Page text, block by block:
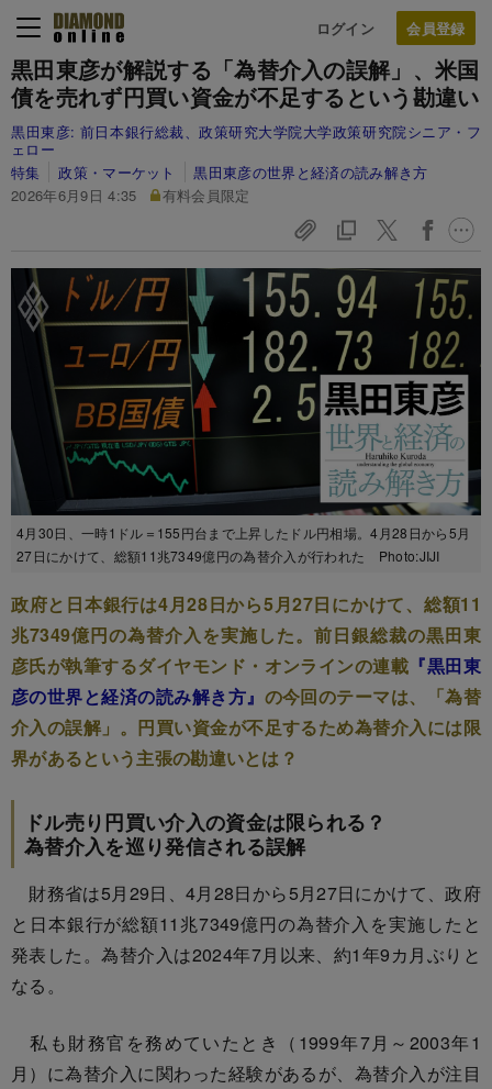
ログイン
黒田東彦が解説する「為替介入の誤解」、米国
債を売れず円買い資金が不足するという勘違い
黒田東彦: 前日本銀行総裁、政策研究大学院大学政策研究院シニア・フ
ェロー
特集
政策・マーケット
黒田東彦の世界と経済の読み解き方
2026年6月9日 4:35
有料会員限定
4月30日、一時1ドル＝155円台まで上昇したドル円相場。4月28日から5月
27日にかけて、総額11兆7349億円の為替介入が行われた Photo:JIJI
政府と日本銀行は4月28日から5月27日にかけて、総額11
兆7349億円の為替介入を実施した。前日銀総裁の黒田東
彦氏が執筆するダイヤモンド・オンラインの連載 『黒田東
彦の世界と経済の読み解き方』 の今回のテーマは、「為替
介入の誤解」。円買い資金が不足するため為替介入には限
界があるという主張の勘違いとは？
ドル売り円買い介入の資金は限られる？
為替介入を巡り発信される誤解
財務省は5月29日、4月28日から5月27日にかけて、政府
と日本銀行が総額11兆7349億円の為替介入を実施したと
発表した。為替介入は2024年7月以来、約1年9カ月ぶりと
なる。
私も財務官を務めていたとき（1999年7月～2003年1
月）に為替介入に関わった経験があるが、為替介入が注目